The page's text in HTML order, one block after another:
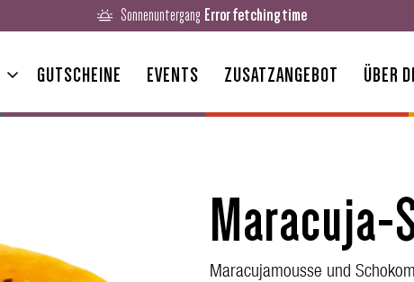
Sonnenuntergang Error fetching time
GUTSCHEINE EVENTS ZUSATZANGEBOT ÜBER
Maracuja-
Maracujamousse und